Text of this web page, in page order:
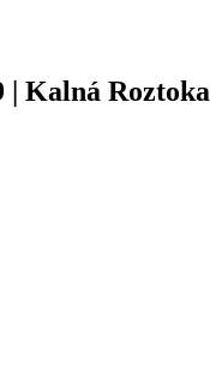
| Kalná Roztoka